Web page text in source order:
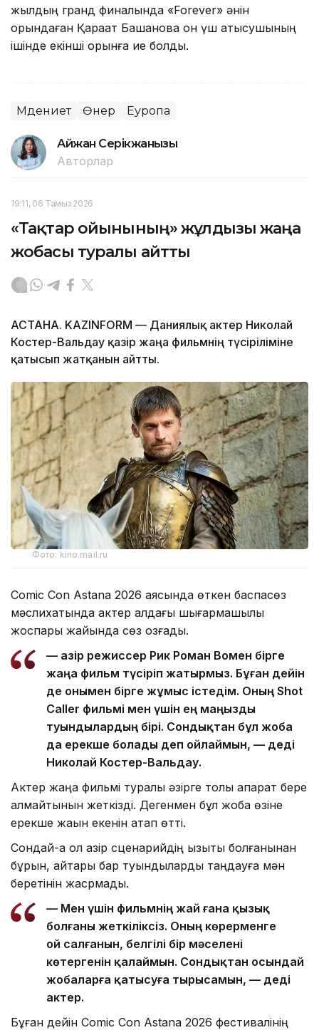
жылдың гранд финалында «Forever» әнін
орындаған Қарақат Башанова он үш қатысушының
ішінде екінші орынға ие болды.
Мәдениет Өнер Еуропа
Айжан Серікжанқызы
Авторлар
19:11, 06 Тамыз 2026
«Тақтар ойынының» жұлдызы жаңа
жобасы туралы айтты
АСТАНА. KAZINFORM — Даниялық актер Николай
Костер-Вальдау қазір жаңа фильмнің түсіріліміне
қатысып жатқанын айтты.
Фото: kino.mail.ru
Comic Con Astana 2026 аясында өткен баспасөз
мәслихатында актер алдағы шығармашылық
жоспары жайында сөз қозғады.
— Қазір режиссер Рик Роман Вомен бірге
жаңа фильм түсіріп жатырмыз. Бұған дейін
де онымен бірге жұмыс істедім. Оның Shot
Caller фильмі мен үшін ең маңызды
туындылардың бірі. Сондықтан бұл жоба
да ерекше болады деп ойлаймын, — деді
Николай Костер-Вальдау.
Актер жаңа фильмі туралы әзірге толық ақпарат бере
алмайтынын жеткізді. Дегенмен бұл жоба өзіне
ерекше жақын екенін атап өтті.
Сондай-ақ ол қазір сценарийдің қызықты болғанынан
бұрын, айтары бар туындыларды таңдауға мән
беретінін жасрмады.
— Мен үшін фильмнің жай ғана қызық
болғаны жеткіліксіз. Оның көрерменге
ой салғанын, белгілі бір мәселені
көтергенін қалаймын. Сондықтан осындай
жобаларға қатысуға тырысамын, — деді
актер.
Бұған дейін Comic Con Astana 2026 фестивалінің